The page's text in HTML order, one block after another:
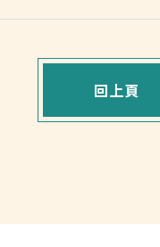
回上頁